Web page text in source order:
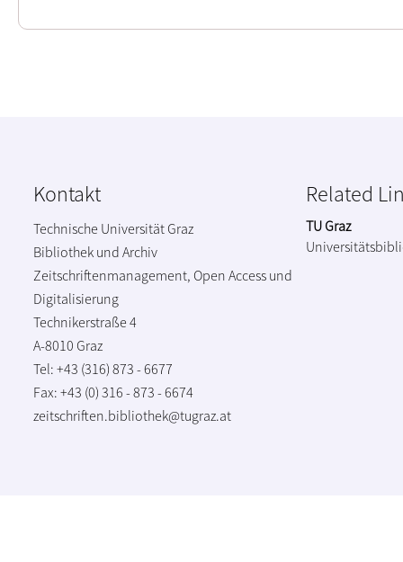
Kontakt
Technische Universität Graz
Bibliothek und Archiv
Zeitschriftenmanagement, Open Access und
Digitalisierung
Technikerstraße 4
A-8010 Graz
Tel: +43 (316) 873 - 6677
Fax: +43 (0) 316 - 873 - 6674
zeitschriften.bibliothek@tugraz.at
Related
TU Graz